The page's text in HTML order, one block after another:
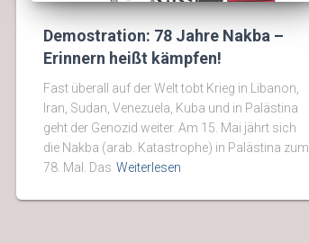
Demostration: 78 Jahre Nakba –
Erinnern heißt kämpfen!
Fast überall auf der Welt tobt Krieg in Libanon,
Iran, Sudan, Venezuela, Kuba und in Palästina
geht der Genozid weiter. Am 15. Mai jährt sich
die Nakba (arab. Katastrophe) in Palästina zum
78. Mal. Das Weiterlesen